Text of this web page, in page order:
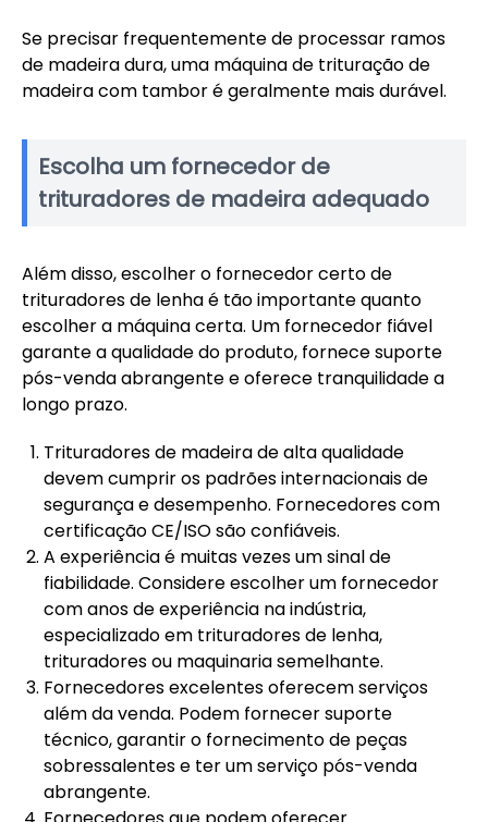
Se precisar frequentemente de processar ramos
de madeira dura, uma máquina de trituração de
madeira com tambor é geralmente mais durável.
Escolha um fornecedor de
trituradores de madeira adequado
Além disso, escolher o fornecedor certo de
trituradores de lenha é tão importante quanto
escolher a máquina certa. Um fornecedor fiável
garante a qualidade do produto, fornece suporte
pós-venda abrangente e oferece tranquilidade a
longo prazo.
Trituradores de madeira de alta qualidade
devem cumprir os padrões internacionais de
segurança e desempenho. Fornecedores com
certificação CE/ISO são confiáveis.
A experiência é muitas vezes um sinal de
fiabilidade. Considere escolher um fornecedor
com anos de experiência na indústria,
especializado em trituradores de lenha,
trituradores ou maquinaria semelhante.
Fornecedores excelentes oferecem serviços
além da venda. Podem fornecer suporte
técnico, garantir o fornecimento de peças
sobressalentes e ter um serviço pós-venda
abrangente.